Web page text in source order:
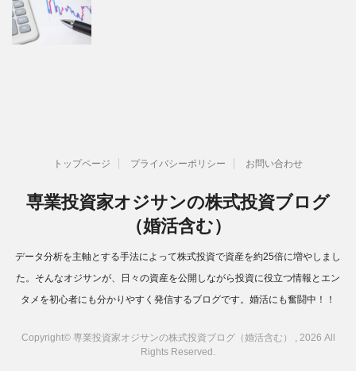
トップページ プライバシーポリシー お問い合わせ
専業投資家オジサンの株式投資ブログ
（婚活含む）
データ分析を主軸とする手法によって株式投資で資産を約25倍に増やしまし
た。そんなオジサンが、日々の資産を公開しながら投資に役立つ情報とエン
タメを初心者にも分かりやすく発信するブログです。婚活にも奮闘中！！
Copyright© 専業投資家オジサンの株式投資ブログ（婚活含む） , 2026 All
Rights Reserved.